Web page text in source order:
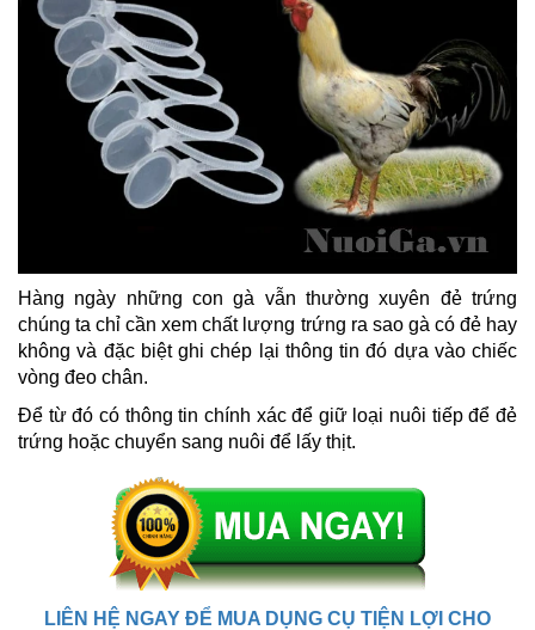
Hàng ngày những con gà vẫn thường xuyên đẻ trứng
chúng ta chỉ cần xem chất lượng trứng ra sao gà có đẻ hay
không và đặc biệt ghi chép lại thông tin đó dựa vào chiếc
vòng đeo chân.
Để từ đó có thông tin chính xác để giữ loại nuôi tiếp để đẻ
trứng hoặc chuyển sang nuôi để lấy thịt.
LIÊN HỆ NGAY ĐỂ MUA DỤNG CỤ TIỆN LỢI CHO